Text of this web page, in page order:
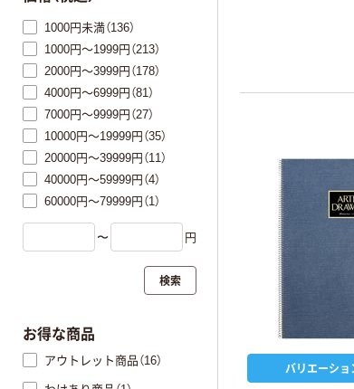
バリエーショ
1000円未満（136）
1000円～1999円（213）
2000円～3999円（178）
4000円～6999円（81）
7000円～9999円（27）
10000円～19999円（35）
20000円～39999円（11）
40000円～59999円（4）
60000円～79999円（1）
〜 円
検索
お得な商品
アウトレット商品（16）